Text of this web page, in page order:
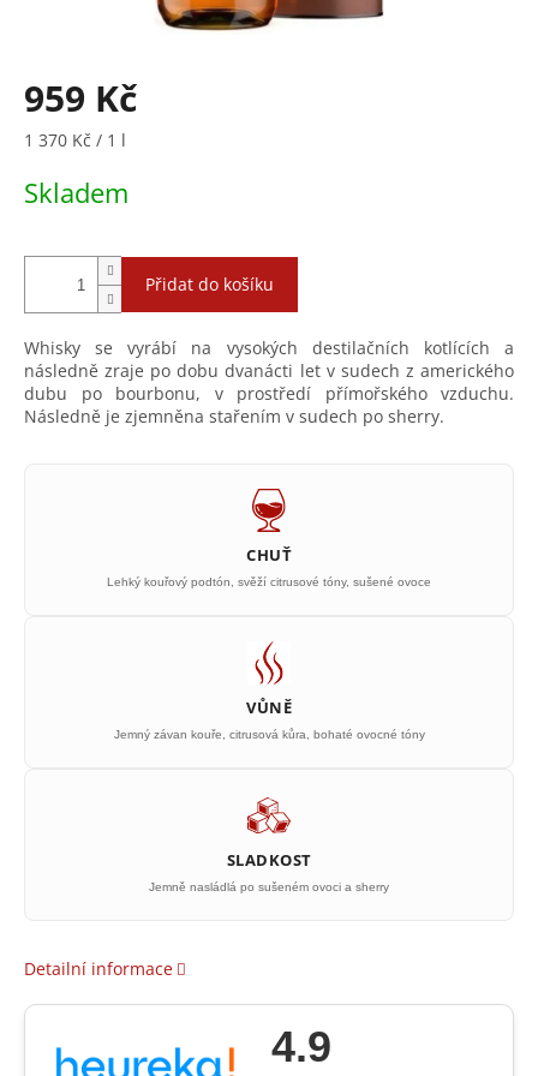
959 Kč
Měrná
1 370 Kč / 1 l
Skladem
Přidat do košíku
Whisky se vyrábí na vysokých destilačních kotlících a
následně zraje po dobu dvanácti let v sudech z amerického
dubu po bourbonu, v prostředí přímořského vzduchu.
Následně je zjemněna stařením v sudech po sherry.
CHUŤ
Lehký kouřový podtón, svěží citrusové tóny, sušené ovoce
VŮNĚ
Jemný závan kouře, citrusová kůra, bohaté ovocné tóny
SLADKOST
Jemně nasládlá po sušeném ovoci a sherry
Detailní informace
4.9